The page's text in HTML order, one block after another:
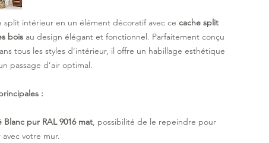
split intérieur en un élément décoratif avec ce cache split
bois au design élégant et fonctionnel. Parfaitement conçu
tous les styles d'intérieur, il offre un habillage esthétique
passage d’air optimal.
:
Blanc pur RAL 9016 mat, possibilité de le repeindre pour
avec votre mur.